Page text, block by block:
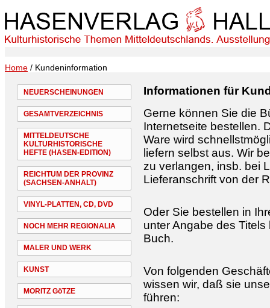
Home / Kundeninformation
NEUERSCHEINUNGEN
GESAMTVERZEICHNIS
MITTELDEUTSCHE
KULTURHISTORISCHE
HEFTE (HASEN-EDITION)
REICHTUM DER PROVINZ
(SACHSEN-ANHALT)
VINYL-PLATTEN, CD, DVD
NOCH MEHR REGIONALIA
MALER UND WERK
KUNST
MORITZ GöTZE
Informationen für
Gerne können Sie die
Internetseite bestellen.
Ware wird
liefern selbst aus. Wir
zu verlangen, insb. bei
Lieferanschrift von der
Oder Sie bestellen in
unter Angabe des
Buch.
Von folgenden
wissen wir, daß sie
führen: